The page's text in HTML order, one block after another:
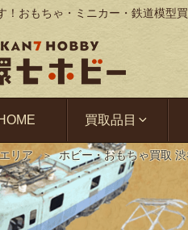
！おもちゃ・ミニカー・鉄道模型
買取品目
リア ホビー・おもちゃ買取